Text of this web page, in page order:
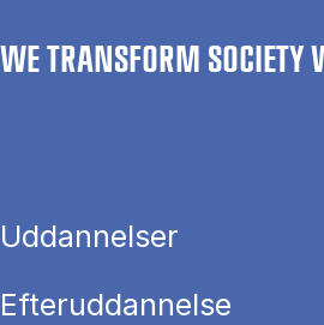
WE TRANSFORM SOCIETY
Uddannelser
Efteruddannelse